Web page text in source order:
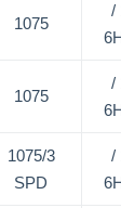
1 /
1075
1 /
1075
1 /
1075/3
SPD